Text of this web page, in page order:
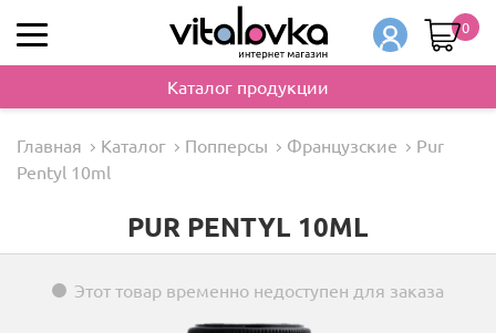
0
Каталог продукции
Главная Каталог Попперсы Французские
Pur
Pentyl 10ml
PUR PENTYL 10ML
Этот товар временно недоступен для заказа